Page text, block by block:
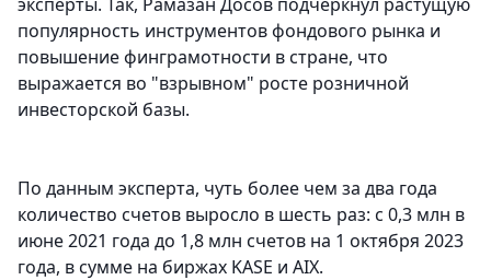
популярность инструментов фондового рынка и
повышение финграмотности в стране, что
выражается во "взрывном" росте розничной
инвесторской базы.
По данным эксперта, чуть более чем за два года
количество счетов выросло в шесть раз: с 0,3 млн в
июне 2021 года до 1,8 млн счетов на 1 октября 2023
года, в сумме на биржах KASE и AIX.